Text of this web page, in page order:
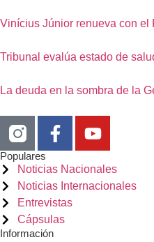
Vinícius Júnior renueva con el
Tribunal evalúa estado de
La deuda en la sombra de la
Populares
Noticias Nacionales
Noticias Internacionales
Entrevistas
Cápsulas
Información